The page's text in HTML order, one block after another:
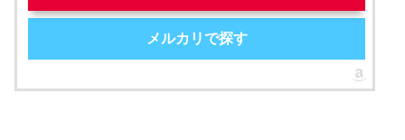
メルカリで探す